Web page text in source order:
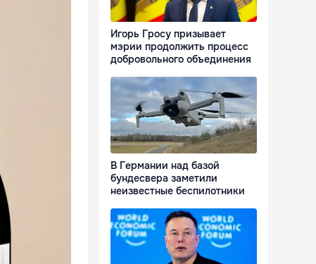
Игорь Гросу призывает
мэрии продолжить процесс
добровольного объединения
В Германии над базой
бундесвера заметили
неизвестные беспилотники